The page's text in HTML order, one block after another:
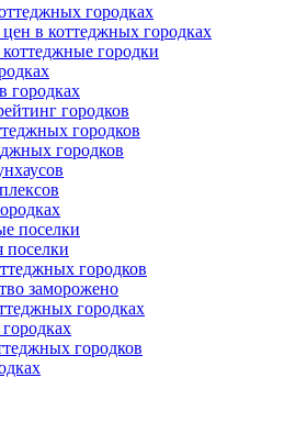
городках
в коттеджных городках
городки
городках
городков
городков
городков
поселки
поселки
городков
заморожено
городках
городков